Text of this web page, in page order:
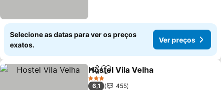
Selecione as datas para ver os preços
exatos.
Ver preços
PartilharAdicionar aos favoritos
Hostel Vila Velha
3 Estrelas
6,1
455